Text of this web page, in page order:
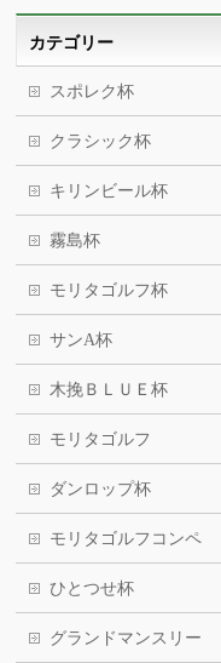
カテゴリー
スポレク杯
クラシック杯
キリンビール杯
霧島杯
モリタゴルフ杯
サンA杯
木挽ＢＬＵＥ杯
モリタゴルフ
ダンロップ杯
モリタゴルフコンペ
ひとつせ杯
グランドマンスリー